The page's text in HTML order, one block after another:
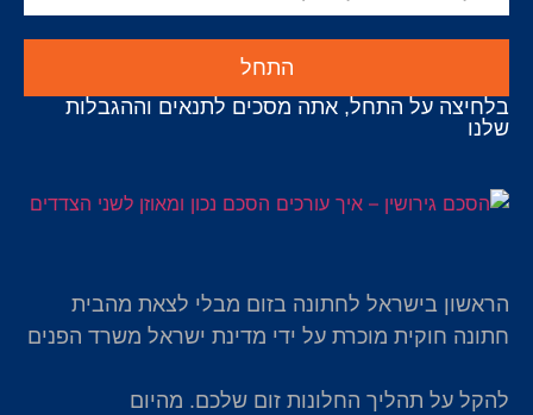
התחל
בלחיצה על התחל, אתה מסכים לתנאים וההגבלות
שלנו
הראשון בישראל לחתונה בזום מבלי לצאת מהבית
חתונה חוקית מוכרת על ידי מדינת ישראל משרד הפנים
להקל על תהליך החלונות זום שלכם. מהיום